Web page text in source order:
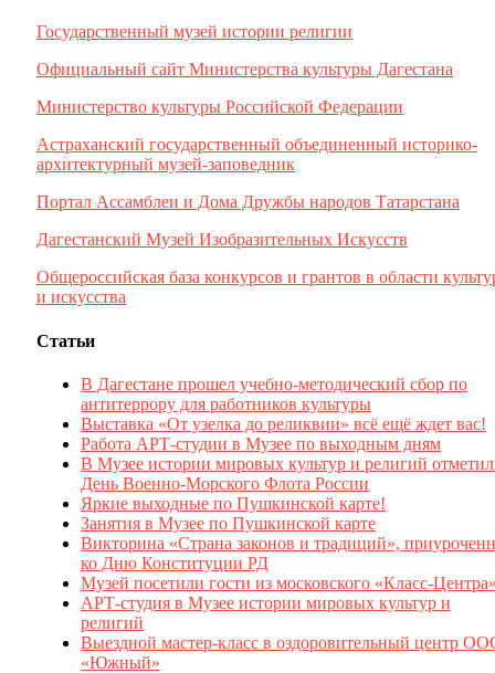
Государственный музей истории религии
Официальный сайт Министерства культуры Дагестана
Министерство культуры Российской Федерации
Астраханский государственный объединенный историко-
архитектурный музей-заповедник
Портал Ассамблеи и Дома Дружбы народов Татарстана
Дагестанский Музей Изобразительных Искусств
Общероссийская база конкурсов и грантов в области
и искусства
Статьи
В Дагестане прошел учебно-методический сбор по
антитеррору для работников культуры
Выставка «От узелка до реликвии» всё ещё ждет вас!
Работа АРТ-студии в Музее по выходным дням
В Музее истории мировых культур и религий
День Военно-Морского Флота России
Яркие выходные по Пушкинской карте!
Занятия в Музее по Пушкинской карте
Викторина «Страна законов и традиций»,
ко Дню Конституции РД
Музей посетили гости из московского «Класс-
АРТ-студия в Музее истории мировых культур и
религий
Выездной мастер-класс в оздоровительный центр
«Южный»